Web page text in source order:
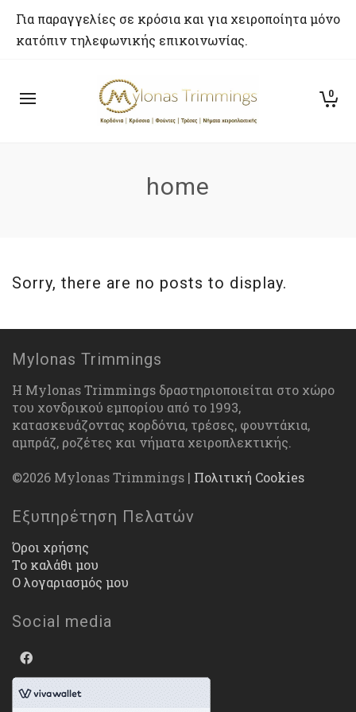
Για παραγγελίες σε κρόσια και για χειροποίητα μόνο
κατόπιν τηλεφωνικής επικοινωνίας.
0
home
Sorry, there are no posts to display.
Mylonas Trimmings
Η Mylonas Trimmings δραστηριοποιείται στο χώρο
του χονδρικού εμπορίου από το 1993,
κατασκευάζοντας κορδόνια, τρέσες, φουντάκια,
αμπράζ, ροζέτες και νήματα χειροπλεκτικής.
©2026 Mylonas Trimmings | Πολιτική Cookies
Εξυπηρέτηση Πελατών
Όροι χρήσης
Το καλάθι μου
Ο λογαριασμός μου
Social media